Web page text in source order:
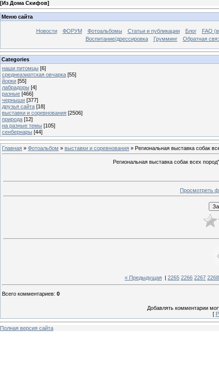
[Из Дома Скифов]
Меню сайта
Новости ФОРУМ Фотоальбомы Статьи и публикации Блог
FAQ
Воспитание/дрессировка
Грумминг Обратная
Categories
наши питомцы [6]
среднеазиатская овчарка [55]
йорки [55]
лабрадоры [4]
разные [466]
черныши [377]
друзья сайта [18]
выставки и соревнования [2506]
природа [12]
на разные темы [105]
сенбернары [44]
Главная » Фотоальбом » выставки и соревнования » Региональная выставка собак
Региональная выставка собак всех
Просмотреть
« Предыдущая | 2265 2266 2267 2268
Всего комментариев: 0
Добавлять комментарии
[
Полная версия сайта